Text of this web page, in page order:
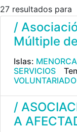
27 resultados para
/
Múltiple
Islas: MENORCA
SERVICIOS
VOLUNTARIADO
/
A